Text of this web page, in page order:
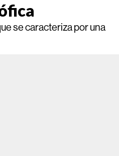
se caracteriza por una